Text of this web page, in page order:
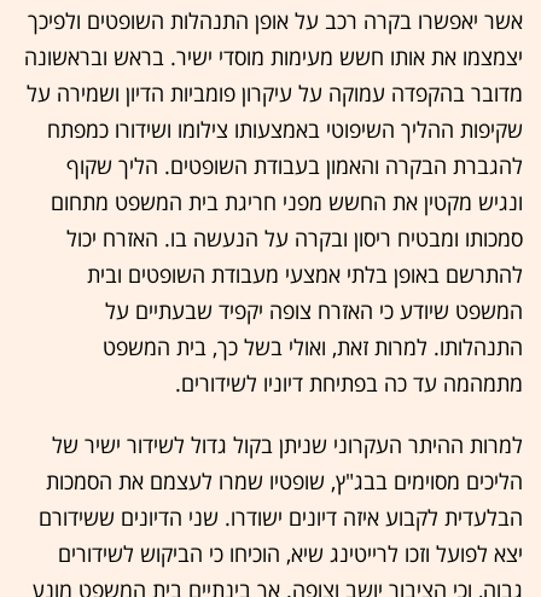
אשר יאפשרו בקרה רכב על אופן התנהלות השופטים ולפיכך
יצמצמו את אותו חשש מעימות מוסדי ישיר. בראש ובראשונה
מדובר בהקפדה עמוקה על עיקרון פומביות הדיון ושמירה על
שקיפות ההליך השיפוטי באמצעותו צילומו ושידורו כמפתח
להגברת הבקרה והאמון בעבודת השופטים. הליך שקוף
ונגיש מקטין את החשש מפני חריגת בית המשפט מתחום
סמכותו ומבטיח ריסון ובקרה על הנעשה בו. האזרח יכול
להתרשם באופן בלתי אמצעי מעבודת השופטים ובית
המשפט שיודע כי האזרח צופה יקפיד שבעתיים על
התנהלותו. למרות זאת, ואולי בשל כך, בית המשפט
מתמהמה עד כה בפתיחת דיוניו לשידורים.
למרות ההיתר העקרוני שניתן בקול גדול לשידור ישיר של
הליכים מסוימים בבג"ץ, שופטיו שמרו לעצמם את הסמכות
הבלעדית לקבוע איזה דיונים ישודרו. שני הדיונים ששידורם
יצא לפועל וזכו לרייטינג שיא, הוכיחו כי הביקוש לשידורים
גבוה, וכי הציבור יושב וצופה. אך בינתיים בית המשפט מונע